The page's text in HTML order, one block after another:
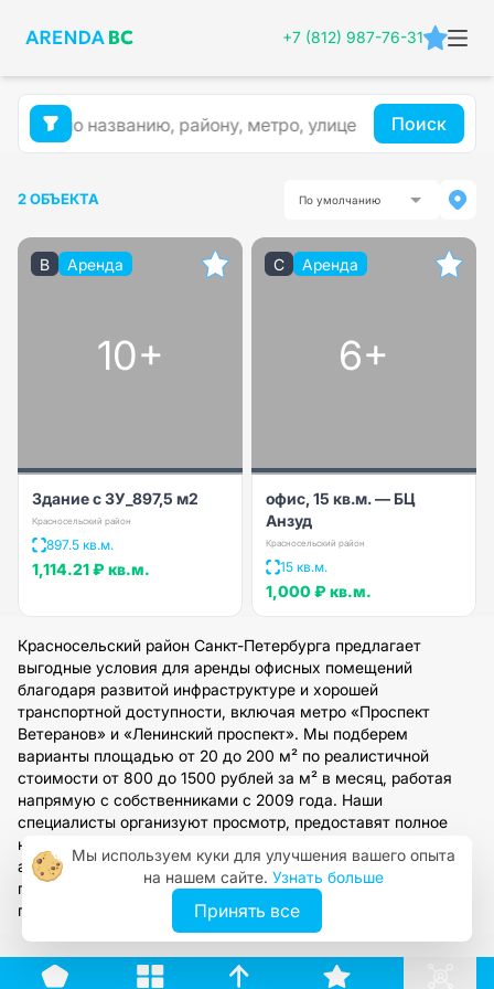
+7 (812) 987-76-31
Поиск
2 ОБЪЕКТА По умолчанию
B Аренда
10+
Здание с ЗУ_897,5 м2
Красносельский район
897.5 кв.м.
1,114.21 ₽ кв.м.
C Аренда
6+
офис, 15 кв.м. — БЦ
Анзуд
Красносельский район
15 кв.м.
1,000 ₽ кв.м.
Красносельский район Санкт-Петербурга предлагает
выгодные условия для аренды офисных помещений
благодаря развитой инфраструктуре и хорошей
транспортной доступности, включая метро «Проспект
Ветеранов» и «Ленинский проспект». Мы подберем
варианты площадью от 20 до 200 м² по реалистичной
стоимости от 800 до 1500 рублей за м² в месяц, работая
напрямую с собственниками с 2009 года. Наши
специалисты организуют просмотр, предоставят полное
юридическое сопровождение и помогут оформить договор
аренды на срок от 1 года. Оставьте заявку на сайте, чтобы
получить персональную консультацию и подобрать офис
под ваши бизнес-задачи.
Мы используем куки для улучшения вашего опыта
на нашем сайте. Узнать больше
Принять все